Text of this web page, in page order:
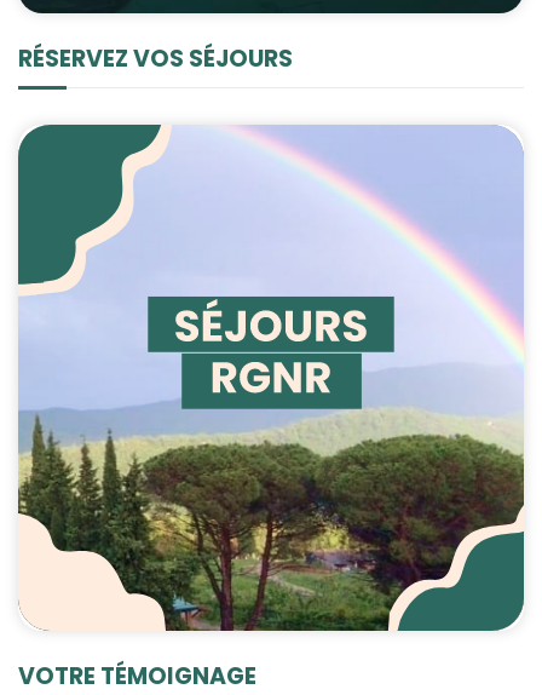
RÉSERVEZ VOS SÉJOURS
VOTRE TÉMOIGNAGE
voir du
contenu et des
offres
personnalisés.